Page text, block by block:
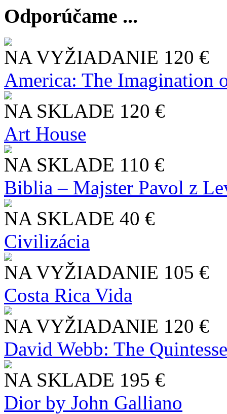
Odporúčame ...
NA VYŽIADANIE 120 €
America: The Imagination
NA SKLADE 120 €
Art House
NA SKLADE 110 €
Biblia – Majster Pavol z
NA SKLADE 40 €
Civilizácia
NA VYŽIADANIE 105 €
Costa Rica Vida
NA VYŽIADANIE 120 €
David Webb: The
NA SKLADE 195 €
Dior by John Galliano